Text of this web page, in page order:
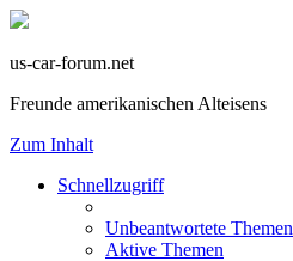
us-car-forum.net
Freunde amerikanischen Alteisens
Zum Inhalt
Schnellzugriff
Unbeantwortete Themen
Aktive Themen